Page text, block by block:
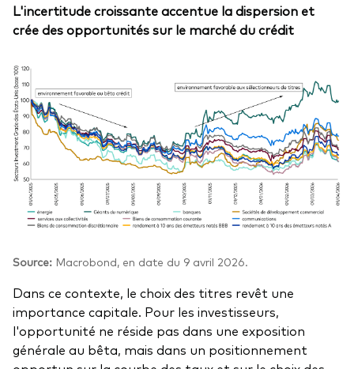
L'incertitude croissante accentue la dispersion et
crée des opportunités sur le marché du crédit
Source: Macrobond, en date du 9 avril 2026.
Dans ce contexte, le choix des titres revêt une
importance capitale. Pour les investisseurs,
l'opportunité ne réside pas dans une exposition
générale au bêta, mais dans un positionnement